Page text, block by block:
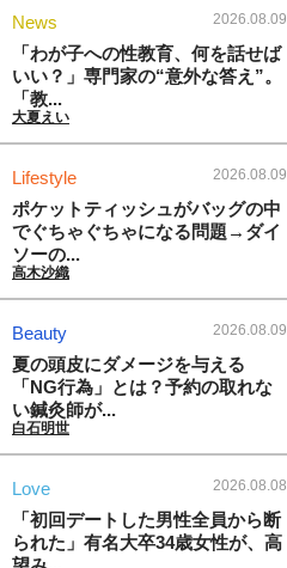
News 2026.08.09
「わが子への性教育、何を話せば
いい？」専門家の“意外な答え”。
「教...
大夏えい
Lifestyle 2026.08.09
ポケットティッシュがバッグの中
でぐちゃぐちゃになる問題→ダイ
ソーの...
高木沙織
Beauty 2026.08.09
夏の頭皮にダメージを与える
「NG行為」とは？予約の取れな
い鍼灸師が...
白石明世
Love 2026.08.08
「初回デートした男性全員から断
られた」有名大卒34歳女性が、高